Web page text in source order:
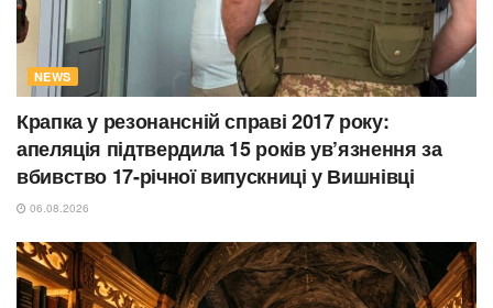
NEWS
Крапка у резонансній справі 2017 року:
апеляція підтвердила 15 років ув’язнення за
вбивство 17-річної випускниці у Вишнівці
06.08.2026